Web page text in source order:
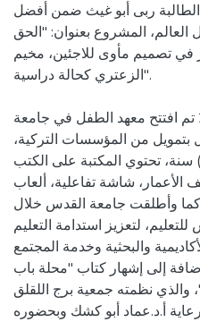
ربى أبو غيث ضمن أفضل
المشروع بعنوان: "الحق
في تصميم مأوى للاجئين، مخيم
الزعتري كحالة دراسية".
في شهر كانون الثاني 2025 تم افتتح معهد الطفل في جامعة
من المؤسسات التركية،
ليرتادها الأطفال من عمر (2-12) سنة، تحتوي المكتبة على الكتب
شاشة تفاعلية، ألعاب
كما وأطلقت جامعة القدس خلال
لتعزيز استدامة التعليم
والبحثية وخدمة المجتمع
إلى إشهار كتاب "محلة باب
نظمته جمعية برج اللقلق
أ.د.عماد أبو كشك وبحضوره.